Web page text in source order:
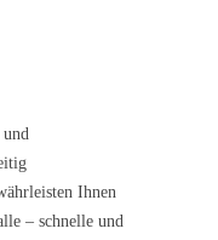
und
Ihnen
– schnelle und